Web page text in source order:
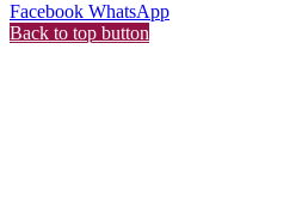
Facebook WhatsApp
Back to top button